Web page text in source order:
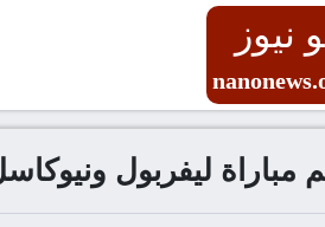
نيوز
مباراة ليفربول ونيوكاسل